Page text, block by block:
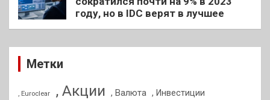
году, но в IDC верят в лучшее
Метки
, Euroclear , Акции , Валюта , Инвестиции